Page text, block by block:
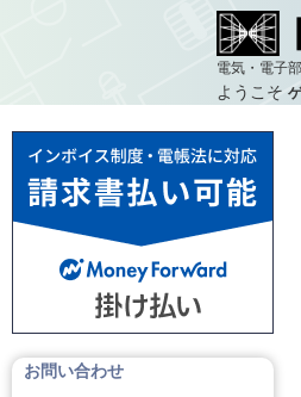
電気・電子
ようこそ
お問い合わせ